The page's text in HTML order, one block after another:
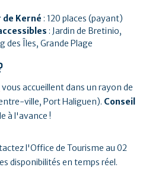
Kerné : 120 places (payant)
: Jardin de Bretinio,
des Îles, Grande Plage
vous accueillent dans un rayon de
ville, Port Haliguen). Conseil
à l'avance !
l'Office de Tourisme au 02
disponibilités en temps réel.